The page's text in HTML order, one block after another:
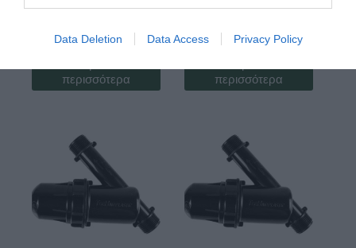
Data Deletion Data Access Privacy Policy
ΔΙΣΚΩΝ 2 ΡΕ
περισσότερα
ΔΙΣΚΩΝ 11/2 ΡΕ
περισσότερα